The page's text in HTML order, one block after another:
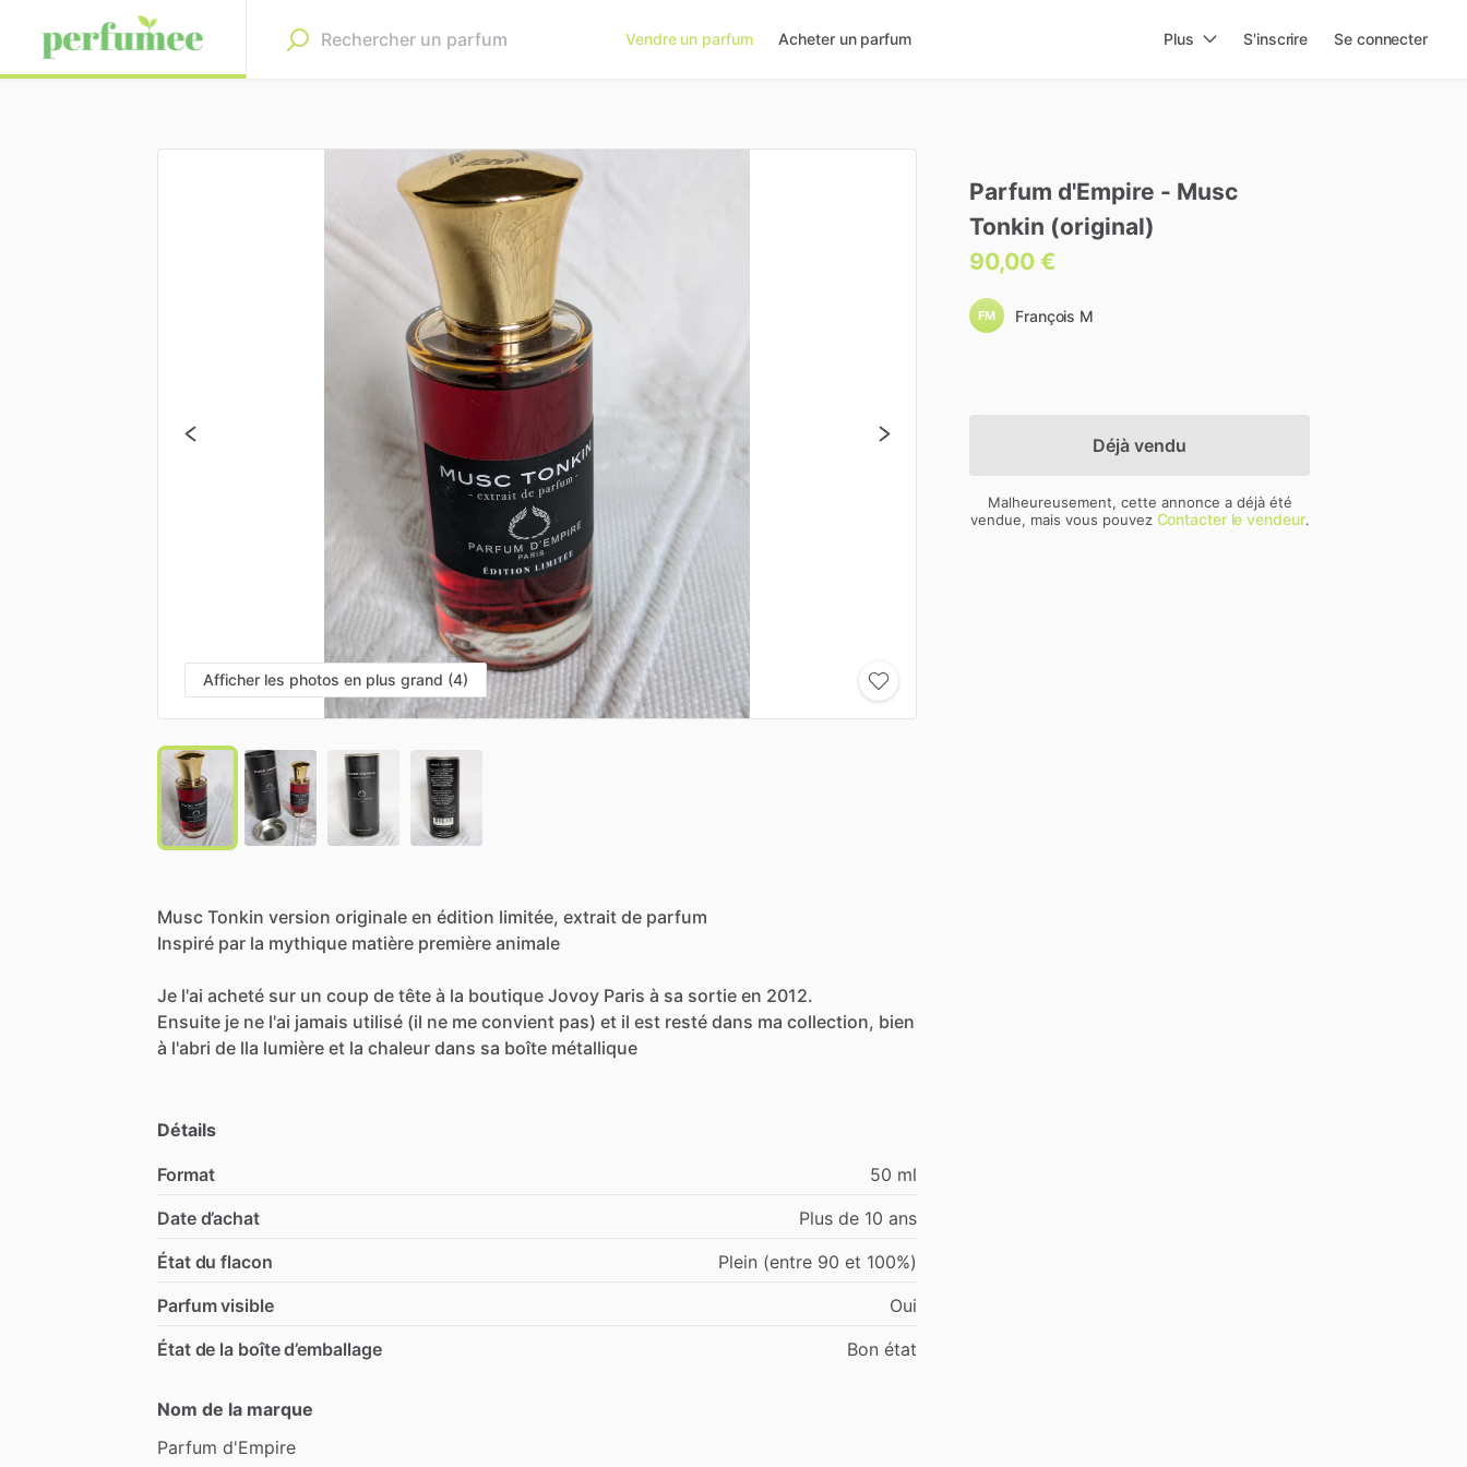
Vendre un parfum Acheter un parfum Plus S'inscrire Se connecter
Afficher les photos en plus grand (4)
Musc Tonkin version originale en édition limitée, extrait de parfum
Inspiré par la mythique matière première animale
Je l'ai acheté sur un coup de tête à la boutique Jovoy Paris à sa sortie en 2012.
Ensuite je ne l'ai jamais utilisé (il ne me convient pas) et il est resté dans ma collection, bien
à l'abri de lla lumière et la chaleur dans sa boîte métallique
Détails
Format
50 ml
Date d’achat
Plus de 10 ans
État du flacon
Plein (entre 90 et 100%)
Parfum visible
Oui
État de la boîte d’emballage
Bon état
Nom de la marque
Parfum d'Empire
Parfum d'Empire - Musc
Tonkin (original)
90,00 €
FM François M
Déjà vendu
Malheureusement, cette annonce a déjà été
vendue, mais vous pouvez Contacter le vendeur.